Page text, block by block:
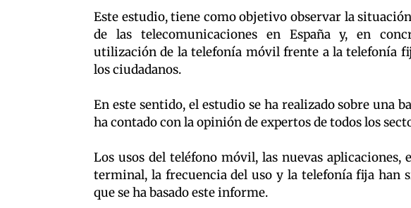
Este estudio, tiene como objetivo observar la
de las telecomunicaciones en España y, en
utilización de la telefonía móvil frente a la telefonía
los ciudadanos.
En este sentido, el estudio se ha realizado sobre una
ha contado con la opinión de expertos de todos los
Los usos del teléfono móvil, las nuevas aplicaciones,
terminal, la frecuencia del uso y la telefonía fija han
que se ha basado este informe.